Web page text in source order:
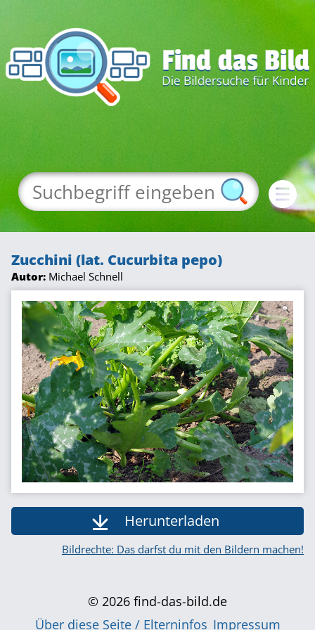
Zucchini (lat. Cucurbita pepo)
Autor: Michael Schnell
Herunterladen
Bildrechte: Das darfst du mit den Bildern machen!
© 2026 find-das-bild.de
Über diese Seite / Elterninfos Impressum